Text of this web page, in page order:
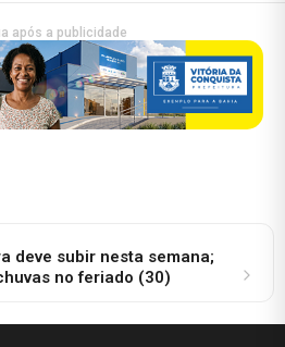
após a publicidade
deve subir nesta semana;
no feriado (30)